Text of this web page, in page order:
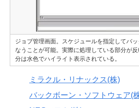
ジョブ管理画面。スケジュールを指定してバ
なうことが可能。実際に処理している部分が
分は水色でハイライト表示されている。
ミラクル・リナックス(株)
バックボーン・ソフトウェア(